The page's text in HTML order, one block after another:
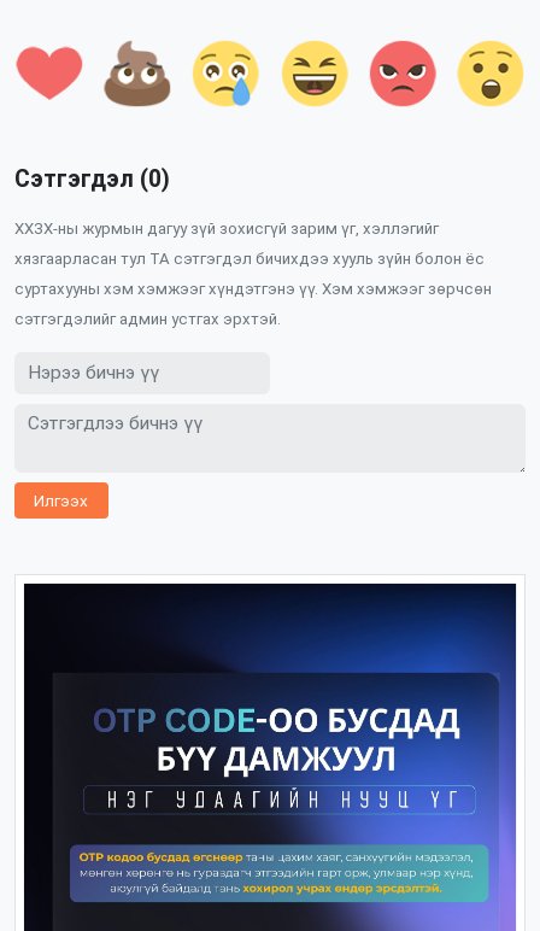
Сэтгэгдэл (0)
ХХЗХ-ны журмын дагуу зүй зохисгүй зарим үг, хэллэгийг
хязгаарласан тул ТА сэтгэгдэл бичихдээ хууль зүйн болон ёс
суртахууны хэм хэмжээг хүндэтгэнэ үү. Хэм хэмжээг зөрчсөн
сэтгэгдэлийг админ устгах эрхтэй.
Илгээх